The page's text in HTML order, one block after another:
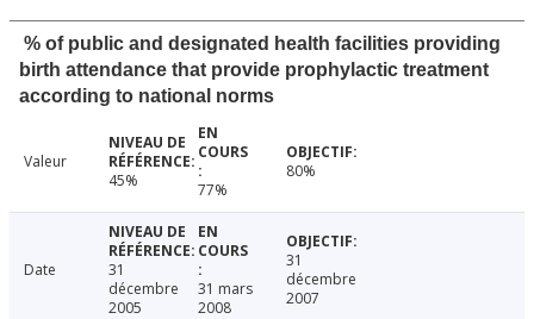
% of public and designated health facilities providing
birth attendance that provide prophylactic treatment
according to national norms
Valeur
45%
77%
80%
Date
31
décembre
2005
31 mars
2008
31
décembre
2007